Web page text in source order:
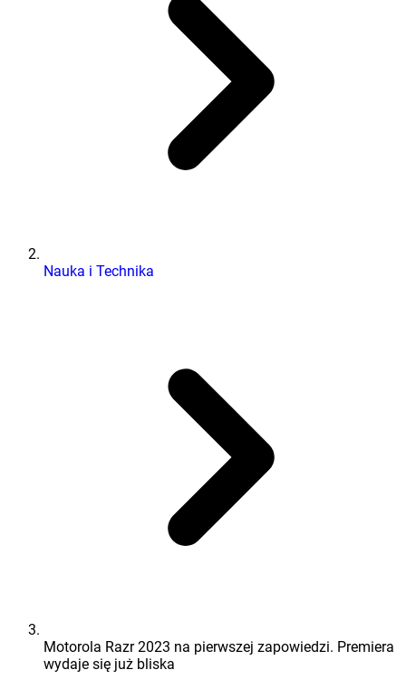
Nauka i Technika
Motorola Razr 2023 na pierwszej zapowiedzi. Premiera
wydaje się już bliska